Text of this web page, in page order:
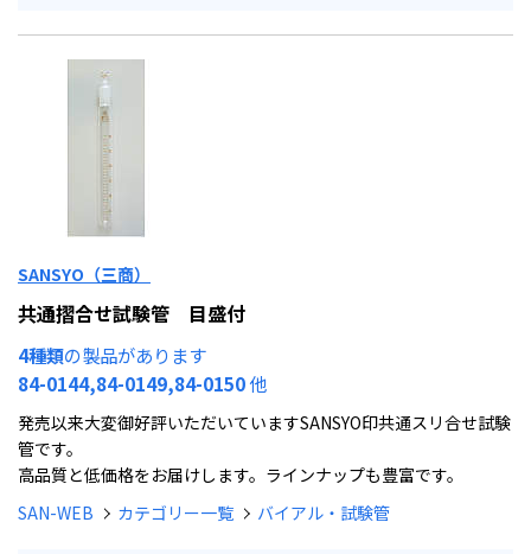
SANSYO（三商）
共通摺合せ試験管 目盛付
4種類の製品があります
84-0144,84-0149,84-0150他
発売以来大変御好評いただいていますSANSYO印共通スリ合せ試験
管です。
高品質と低価格をお届けします。ラインナップも豊富です。
SAN-WEB
カテゴリー一覧 バイアル・試験管